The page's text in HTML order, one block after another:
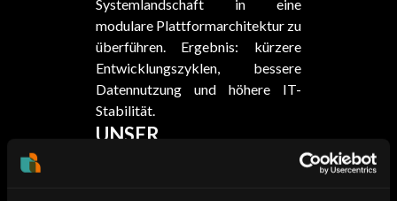
Systemlandschaft in eine
modulare Plattformarchitektur zu
überführen. Ergebnis: kürzere
Entwicklungszyklen, bessere
Datennutzung und höhere IT-
Stabilität.
UNSER